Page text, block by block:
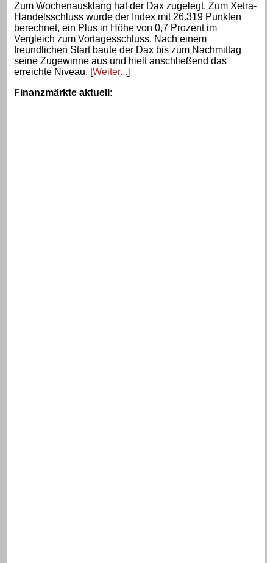
Zum Wochenausklang hat der Dax zugelegt. Zum Xetra-
Handelsschluss wurde der Index mit 26.319 Punkten
berechnet, ein Plus in Höhe von 0,7 Prozent im
Vergleich zum Vortagesschluss. Nach einem
freundlichen Start baute der Dax bis zum Nachmittag
seine Zugewinne aus und hielt anschließend das
erreichte Niveau. [Weiter...]
Finanzmärkte aktuell :